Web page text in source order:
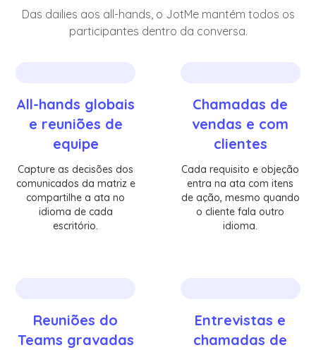
Das dailies aos all-hands, o JotMe mantém todos os
participantes dentro da conversa.
All-hands globais
e reuniões de
equipe
Capture as decisões dos
comunicados da matriz e
compartilhe a ata no
idioma de cada
escritório.
Chamadas de
vendas e com
clientes
Cada requisito e objeção
entra na ata com itens
de ação, mesmo quando
o cliente fala outro
idioma.
Reuniões do
Teams gravadas
Entrevistas e
chamadas de